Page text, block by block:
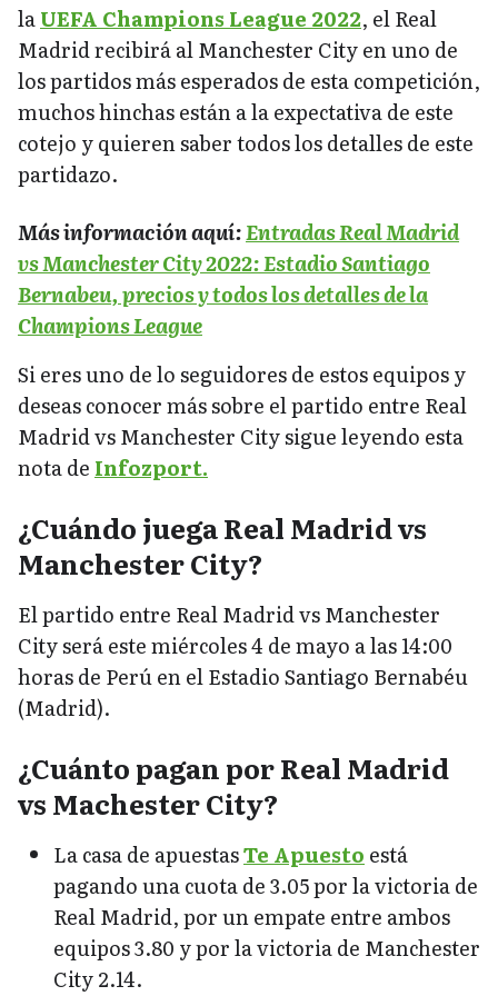
laUEFA Champions League 2022, el Real
Madrid recibirá al Manchester City en uno de
los partidos más esperados de esta competición,
muchos hinchas están a la expectativa de este
cotejo y quieren saber todos los detalles de este
partidazo.
Más información aquí:Entradas Real Madrid
vs Manchester City 2022: Estadio Santiago
Bernabeu, precios y todos los detalles de la
Champions League
Si eres uno de lo seguidores de estos equipos y
deseas conocer más sobre el partido entre Real
Madrid vs Manchester City sigue leyendo esta
nota de Infozport.
¿Cuándo juega Real Madrid vs
Manchester City?
El partido entre Real Madrid vs Manchester
City será este miércoles 4 de mayo a las 14:00
horas de Perú en el Estadio Santiago Bernabéu
(Madrid).
¿Cuánto pagan por Real Madrid
vs Machester City?
La casa de apuestasTe Apuesto está
pagando una cuota de 3.05 por la victoria de
Real Madrid, por un empate entre ambos
equipos 3.80 y por la victoria de Manchester
City 2.14.